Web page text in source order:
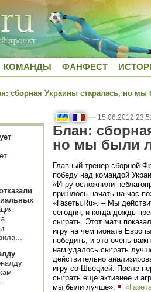
КОМАНДЫ ФАНФЕСТ
сборная Украины старалась, но
— 15.06.2012
Блан:
но мы были
Главный тренер сборной
победу над командой
«Игру осложнили
пришлось начать на час
«Газеты.Ru». – Мы
сегодня, и когда дождь
сыграть. Этот матч
игру на чемпионате
победить, и это очень
нам удалось сыграть
действительно
игру со Швецией. После
сыграть еще активнее и
мы были лучше».